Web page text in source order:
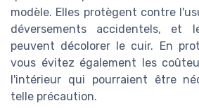
modèle. Elles protègent contre
déversements accidentels, et
peuvent décolorer le cuir. En
vous évitez également les
l'intérieur qui pourraient être
telle précaution.